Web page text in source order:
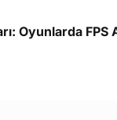
Oyunlarda FPS